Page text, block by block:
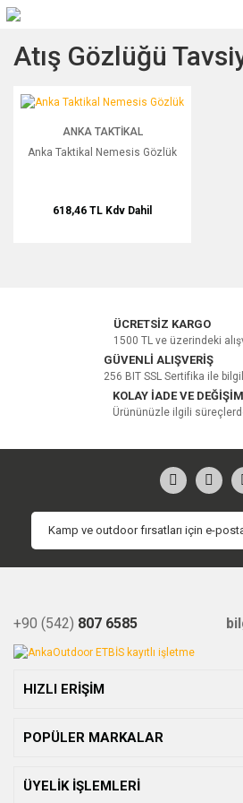
Atış Gözlüğü
Anka Taktikal Nemesis Gözlük
ANKA TAKTIKAL
Anka Taktikal Nemesis Gözlük
618,46 TL Kdv Dahil
ÜCRETSİZ KARGO
1500 TL ve üzerindeki
GÜVENLİ ALIŞVERİŞ
256 BIT SSL Sertifika ile
KOLAY İADE VE DEĞİŞİM
Ürününüzle ilgili
+90 (542) 807 6585
HIZLI ERİŞİM
POPÜLER MARKALAR
ÜYELİK İŞLEMLERİ